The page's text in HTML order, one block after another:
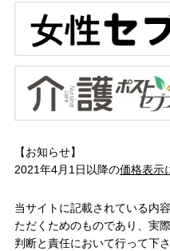
【お知らせ】
2021年4月1日以降の価格表示
当サイトに記載されている内
ただくためのものであり、実
判断と責任において行って下